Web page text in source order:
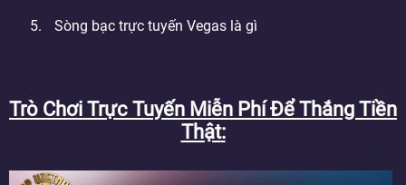
Sòng bạc trực tuyến Vegas là gì
Trò Chơi Trực Tuyến Miễn Phí Để Thắng Tiền
Thật